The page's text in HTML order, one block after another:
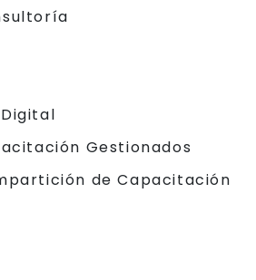
Gestionados
de Capacitación